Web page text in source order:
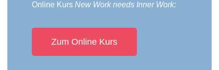
Online Kurs New Work needs Inner Work:
Zum Online Kurs